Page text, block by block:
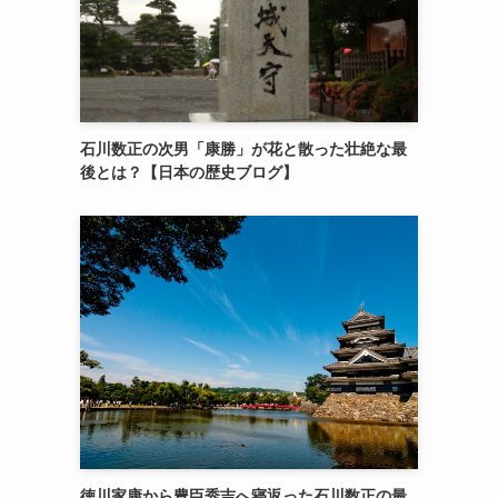
石川数正の次男「康勝」が花と散った壮絶な最
後とは？【日本の歴史ブログ】